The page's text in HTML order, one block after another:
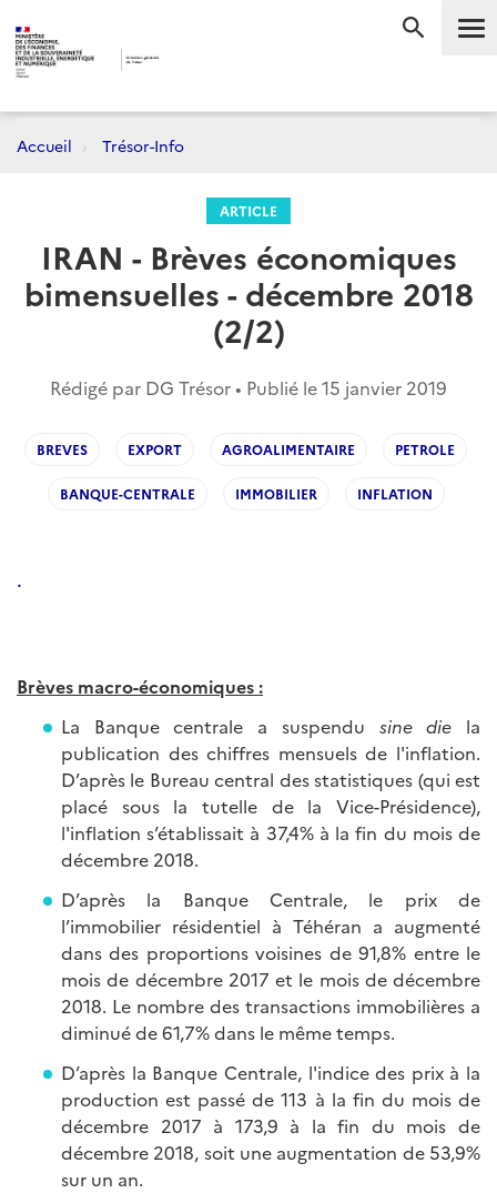
Accueil Trésor-Info
ARTICLE
IRAN - Brèves économiques
bimensuelles - décembre 2018
(2/2)
Rédigé par DG Trésor • Publié le15 janvier 2019
BREVES EXPORT AGROALIMENTAIRE PETROLE
BANQUE-CENTRALE IMMOBILIER INFLATION
.
Brèves macro-économiques :
La Banque centrale a suspendu sine die la
publication des chiffres mensuels de l'inflation.
D’après le Bureau central des statistiques (qui est
placé sous la tutelle de la Vice-Présidence),
l'inflation s’établissait à 37,4% à la fin du mois de
décembre 2018.
D’après la Banque Centrale, le prix de
l’immobilier résidentiel à Téhéran a augmenté
dans des proportions voisines de 91,8% entre le
mois de décembre 2017 et le mois de décembre
2018. Le nombre des transactions immobilières a
diminué de 61,7% dans le même temps.
D’après la Banque Centrale, l'indice des prix à la
production est passé de 113 à la fin du mois de
décembre 2017 à 173,9 à la fin du mois de
décembre 2018, soit une augmentation de 53,9%
sur un an.